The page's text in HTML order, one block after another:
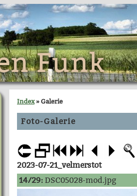
Funk
Index» Galerie
Foto-Galerie
2023-07-21_velmerstot
14/29: DSC05028-mod.jpg